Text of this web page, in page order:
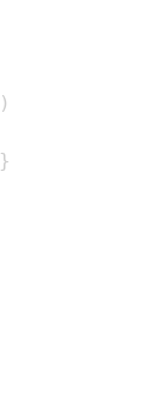
)
}